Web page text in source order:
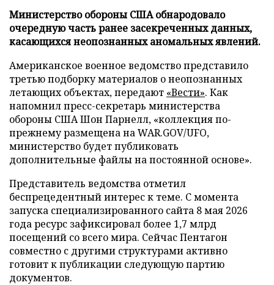
Министерство обороны США обнародовало
очередную часть ранее засекреченных данных,
касающихся неопознанных аномальных явлений.
Американское военное ведомство представило
третью подборку материалов о неопознанных
летающих объектах, передают «Вести». Как
напомнил пресс-секретарь министерства
обороны США Шон Парнелл, «коллекция по-
прежнему размещена на WAR.GOV/UFO,
министерство будет публиковать
дополнительные файлы на постоянной основе».
Представитель ведомства отметил
беспрецедентный интерес к теме. С момента
запуска специализированного сайта 8 мая 2026
года ресурс зафиксировал более 1,7 млрд
посещений со всего мира. Сейчас Пентагон
совместно с другими структурами активно
готовит к публикации следующую партию
документов.